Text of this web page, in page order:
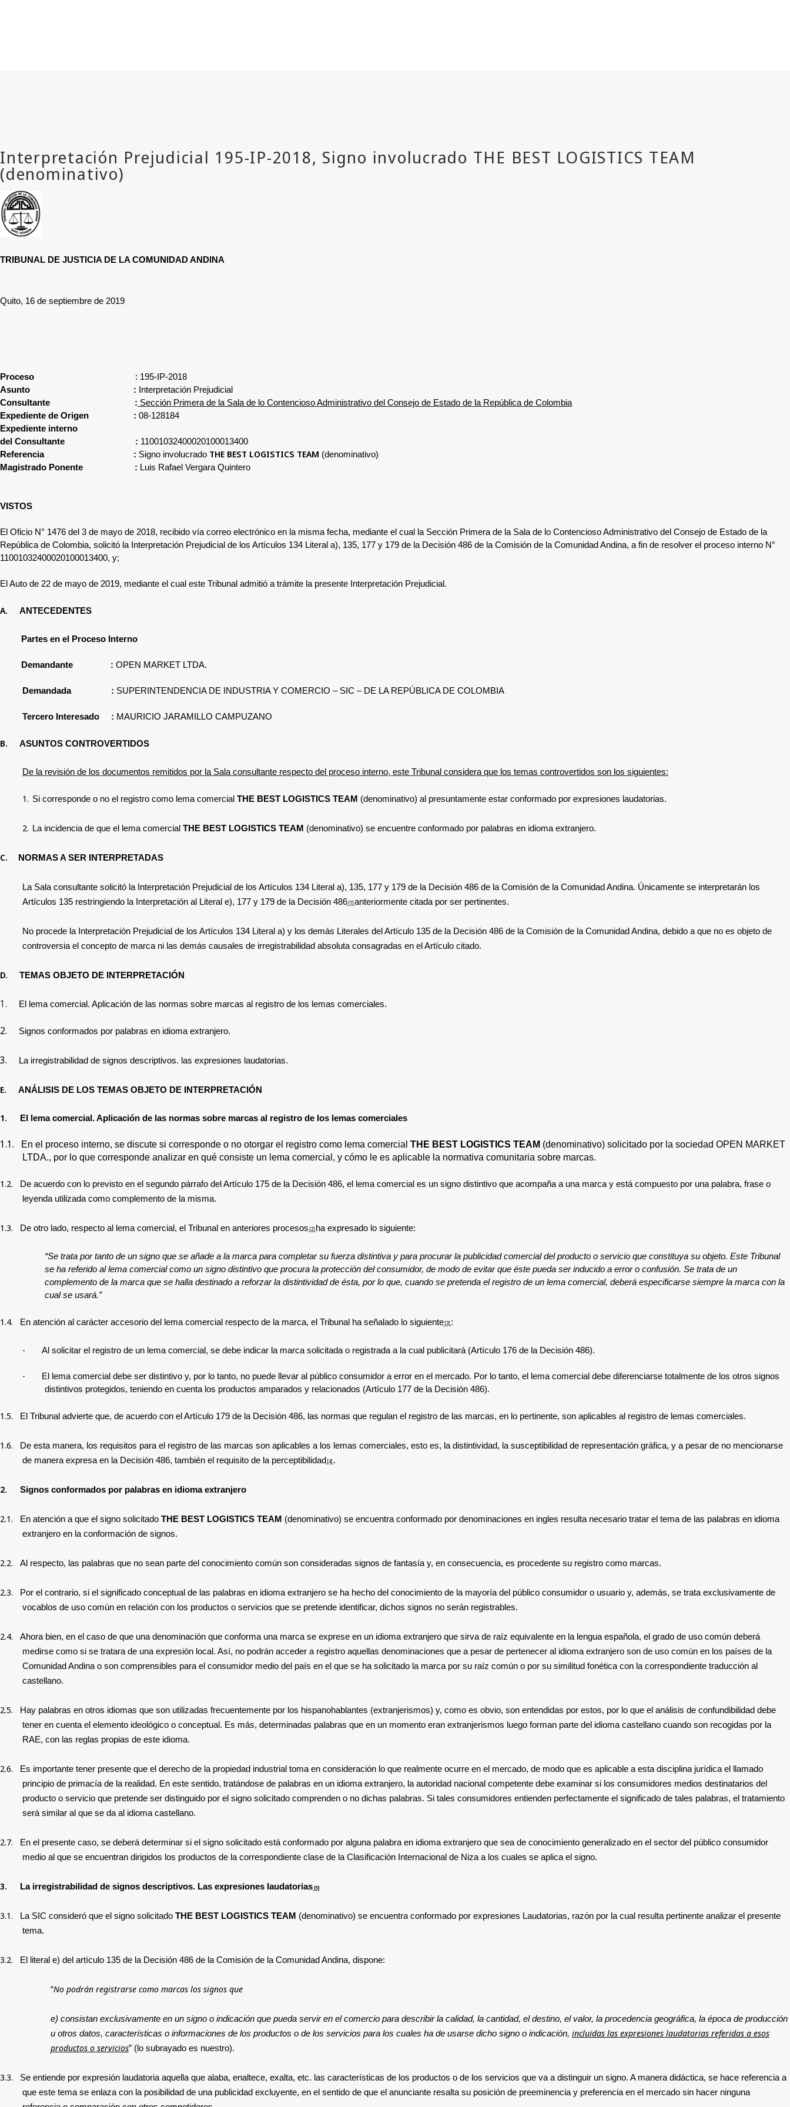
TRIBUNAL DE JUSTICIA DE LA COMUNIDAD ANDINA
Quito, 16 de septiembre de 2019
Proceso : 195-IP-2018
Asunto
:
Interpretación Prejudicial
Consultante
: Sección Primera de la Sala de lo Contencioso Administrativo del Consejo de Estado de la República de Colombia
Expediente de Origen
: 08-128184
Expediente interno
del Consultante
: 11001032400020100013400
Referencia
: Signo involucrado THE BEST LOGISTICS TEAM (denominativo)
Magistrado Ponente
: Luis Rafael Vergara Quintero
VISTOS
El Oficio N° 1476 del 3 de mayo de 2018, recibido vía correo electrónico en la misma fecha, mediante el cual la Sección Primera de la Sala de lo Contencioso Administrativo del Consejo de Estado de la
República de Colombia, solicitó la Interpretación Prejudicial de los Artículos 134 Literal a), 135, 177 y 179 de la Decisión 486 de la Comisión de la Comunidad Andina, a fin de resolver el proceso interno N°
11001032400020100013400, y;
El Auto de 22 de mayo de 2019, mediante el cual este Tribunal admitió a trámite la presente Interpretación Prejudicial.
A. ANTECEDENTES
Partes en el Proceso Interno
Demandante : OPEN MARKET LTDA.
Demandada : SUPERINTENDENCIA DE INDUSTRIA Y COMERCIO – SIC – DE LA REPÚBLICA DE COLOMBIA
Tercero Interesado : MAURICIO JARAMILLO CAMPUZANO
B. ASUNTOS CONTROVERTIDOS
De la revisión de los documentos remitidos por la Sala consultante respecto del proceso interno, este Tribunal considera que los temas controvertidos son los siguientes:
1. Si corresponde o no el registro como lema comercial THE BEST LOGISTICS TEAM (denominativo) al presuntamente estar conformado por expresiones laudatorias.
2. La incidencia de que el lema comercial THE BEST LOGISTICS TEAM (denominativo) se encuentre conformado por palabras en idioma extranjero.
C. NORMAS A SER INTERPRETADAS
La Sala consultante solicitó la Interpretación Prejudicial de los Artículos 134 Literal a), 135, 177 y 179 de la Decisión 486 de la Comisión de la Comunidad Andina. Únicamente se interpretarán los
Artículos 135 restringiendo la Interpretación al Literal e), 177 y 179 de la Decisión 486 [1] anteriormente citadapor ser pertinentes.
No procede la Interpretación Prejudicial de los Artículos 134 Literal a) y los demás Literales del Artículo 135 de la Decisión 486 de la Comisión de la Comunidad Andina, debido a que no es objeto de
controversia el concepto de marca ni las demás causales de irregistrabilidad absoluta consagradas en el Artículo citado.
D. TEMAS OBJETO DE INTERPRETACIÓN
1. El lema comercial. Aplicación de las normas sobre marcas al registro de los lemas comerciales.
2. Signos conformados por palabras en idioma extranjero.
3. La irregistrabilidad de signos descriptivos. las expresiones laudatorias.
E. ANÁLISIS DE LOS TEMAS OBJETO DE INTERPRETACIÓN
1. El lema comercial. Aplicación de las normas sobre marcas al registro de los lemas comerciales
1.1. En el proceso interno, se discute si corresponde o no otorgar el registro como lema comercial THE BEST LOGISTICS TEAM (denominativo) solicitado por la sociedad OPEN MARKET
LTDA., por lo que corresponde analizar en qué consiste un lema comercial, y cómo le es aplicable la normativa comunitaria sobre marcas.
1.2.
De acuerdo con lo previsto en el segundo párrafo del Artículo 175 de la Decisión 486, el lema comercial es un signo distintivo que acompaña a una marca y está compuesto por una palabra, frase o
leyenda utilizada como complemento de la misma.
1.3. De otro lado, respecto al lema comercial, el Tribunal en anteriores procesos [2] ha expresado lo siguiente:
“Se trata por tanto de un signo que se añade a la marca para completar su fuerza distintiva y para procurar la publicidad comercial del producto o servicio que constituya su objeto. Este Tribunal
se ha referido al lema comercial como un signo distintivo que procura la protección del consumidor, de modo de evitar que éste pueda ser inducido a error o confusión. Se trata de un
complemento de la marca que se halla destinado a reforzar la distintividad de ésta, por lo que, cuando se pretenda el registro de un lema comercial, deberá especificarse siempre la marca con la
cual se usará.”
1.4. En atención al carácter accesorio del lema comercial respecto de la marca, el Tribunal ha señalado lo siguiente [3] :
- Al solicitar el registro de un lema comercial, se debe indicar la marca solicitada o registrada a la cual publicitará (Artículo 176 de la Decisión 486).
-
El lema comercial debe ser distintivo y, por lo tanto, no puede llevar al público consumidor a error en el mercado. Por lo tanto, el lema comercial debe diferenciarse totalmente de los otros signos
distintivos protegidos, teniendo en cuenta los productos amparados y relacionados (Artículo 177 de la Decisión 486).
1.5. E l Tribunal advierte que, de acuerdo con el Artículo 179 de la Decisión 486, las normas que regulan el registro de las marcas, en lo pertinente, son aplicables al registro de lemas comerciales.
1.6. De esta manera, los requisitos para el registro de las marcas son aplicables a los lemas comerciales, esto es, ladistintividad, la susceptibilidad de representación gráfica, y a pesar de no mencionarse
de manera expresa en la Decisión 486, también el requisito de la perceptibilidad [4] .
2. Signos conformados por palabras en idioma extranjero
2.1. En atención a que el signo solicitado THE BEST LOGISTICS TEAM (denominativo) se encuentra conformado por denominaciones en ingles resulta necesario tratar el tema de las palabras en idioma
extranjero en la conformación de signos.
2.2. Al respecto, las palabras que no sean parte del conocimiento común son consideradas signos de fantasía y, en consecuencia, es procedente su registro como marcas.
2.3.
Por el contrario, si el significado conceptual de las palabras en idioma extranjero se ha hecho del conocimiento de la mayoría del público consumidor o usuario y, además, se trata exclusivamente de
vocablos de uso común en relación con los productos o servicios que se pretende identificar, dichos signos no serán registrables.
2.4.
Ahora bien, en el caso de que una denominación que conforma una marca se exprese en un idioma extranjero que sirva de raíz equivalente en la lengua española, el grado de uso común deberá
medirse como si se tratara de una expresión local. Así, no podrán acceder a registro aquellas denominaciones que a pesar de pertenecer al idioma extranjero son de uso común en los países de la
Comunidad Andina o son comprensibles para el consumidor medio del país en el que se ha solicitado la marca por su raíz común o por su similitud fonética con la correspondiente traducción al
castellano.
2.5.
Hay palabras en otros idiomas que son utilizadas frecuentemente por los hispanohablantes (extranjerismos) y, como es obvio, son entendidas por estos, por lo que el análisis de confundibilidad debe
tener en cuenta el elemento ideológico o conceptual. Es más, determinadas palabras que en un momento eran extranjerismos luego forman parte del idioma castellano cuando son recogidas por la
RAE, con las reglas propias de este idioma.
2.6.
Es importante tener presente que el derecho de la propiedad industrial toma en consideración lo que realmente ocurre en el mercado, de modo que es aplicable a esta disciplina jurídica el llamado
principio de primacía de la realidad. En este sentido, tratándose de palabras en un idioma extranjero, la autoridad nacional competente debe examinar si los consumidores medios destinatarios del
producto o servicio que pretende ser distinguido por el signo solicitado comprenden o no dichas palabras. Si tales consumidores entienden perfectamente el significado de tales palabras, el tratamiento
será similar al que se da al idioma castellano.
2.7.
En el presente caso, se deberá determinar si el signo solicitado está conformado por alguna palabra en idioma extranjero que sea de conocimiento generalizado en el sector del público consumidor
medio al que se encuentran dirigidos los productos de la correspondiente clase de la Clasificación Internacional de Niza a los cuales se aplica el signo.
3. Lairregistrabilidad de signos descriptivos. Las expresiones laudatorias[5]
3.1. La SIC consideró que el signo solicitado THE BEST LOGISTICS TEAM (denominativo) se encuentra conformado por expresiones Laudatorias, razón por la cual resulta pertinente analizar el presente
tema.
3.2. El literal e) del artículo 135 de la Decisión 486 de la Comisión de la Comunidad Andina, dispone:
“No podrán registrarse como marcas los signos que
e) consistan exclusivamente en un signo o indicación que pueda servir en el comercio para describir la calidad, la cantidad, el destino, el valor, la procedencia geográfica, la época de producción
u otros datos, características o informaciones de los productos o de los servicios para los cuales ha de usarse dicho signo o indicación, incluidas las expresiones laudatorias referidas a esos
productos o servicios” (lo subrayado es nuestro).
3.3.
Se entiende por expresión laudatoria aquella que alaba, enaltece, exalta, etc. las características de los productos o de los servicios que va a distinguir un signo. A manera didáctica, se hace referencia a
que este tema se enlaza con la posibilidad de una publicidad excluyente, en el sentido de que el anunciante resalta su posición de preeminencia y preferencia en el mercado sin hacer ninguna